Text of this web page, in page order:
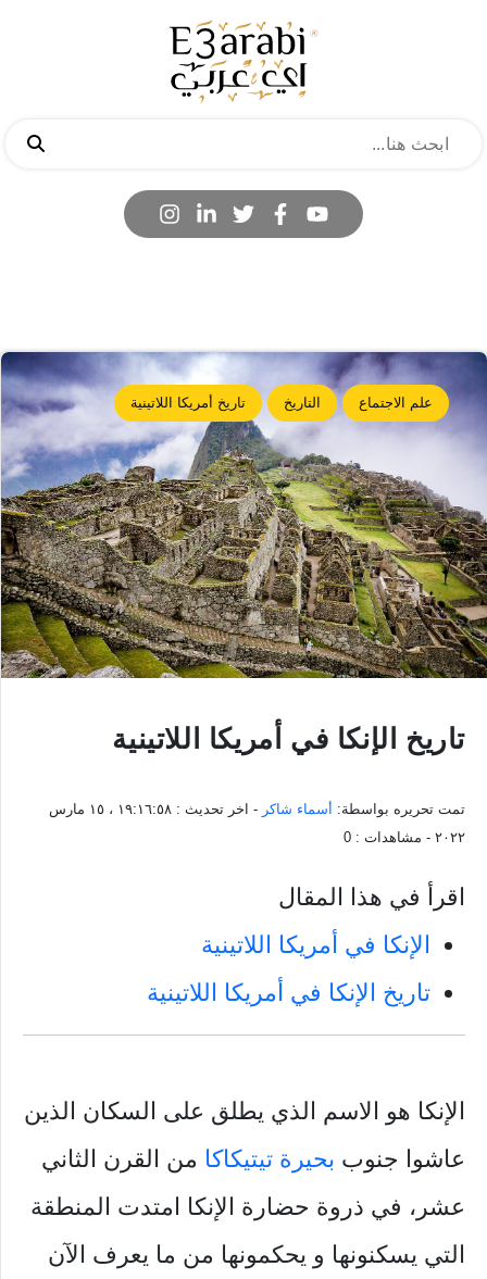
علم الاجتماع التاريخ تاريخ أمريكا اللاتينية
تاريخ الإنكا في أمريكا اللاتينية
تمت تحريره بواسطة: أسماء شاكر - اخر تحديث :
١٩:١٦:٥٨ ، ١٥ مارس
٢٠٢٢ - مشاهدات : 0
اقرأ في هذا المقال
الإنكا في أمريكا اللاتينية
تاريخ الإنكا في أمريكا اللاتينية
الإنكا هو الاسم الذي يطلق على السكان الذين
عاشوا جنوب بحيرة تيتيكاكا من القرن الثاني
عشر، في ذروة حضارة الإنكا امتدت المنطقة
التي يسكنونها و يحكمونها من ما يعرف الآن